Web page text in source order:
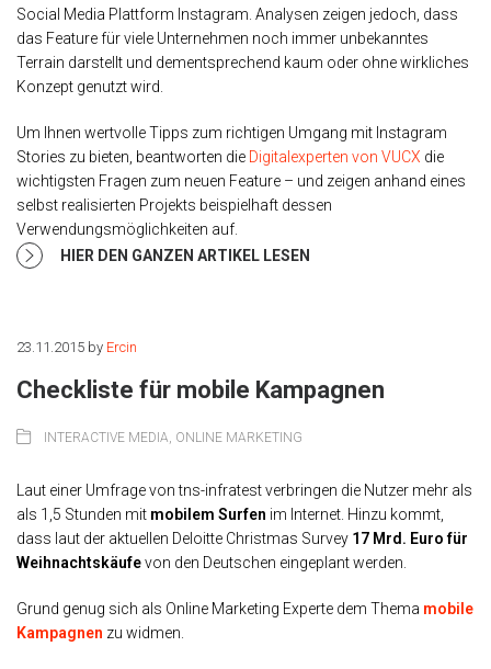
Social Media Plattform Instagram. Analysen zeigen jedoch, dass
das Feature für viele Unternehmen noch immer unbekanntes
Terrain darstellt und dementsprechend kaum oder ohne wirkliches
Konzept genutzt wird.
Um Ihnen wertvolle Tipps zum richtigen Umgang mit Instagram
Stories zu bieten, beantworten die Digitalexperten von VUCX die
wichtigsten Fragen zum neuen Feature – und zeigen anhand eines
selbst realisierten Projekts beispielhaft dessen
Verwendungsmöglichkeiten auf.
HIER DEN GANZEN ARTIKEL LESEN
23.11.2015 by Ercin
Checkliste für mobile Kampagnen
INTERACTIVE MEDIA, ONLINE MARKETING
Laut einer Umfrage von tns-infratest verbringen die Nutzer mehr als
als 1,5 Stunden mit mobilem Surfen im Internet. Hinzu kommt,
dass laut der aktuellen Deloitte Christmas Survey 17 Mrd. Euro für
Weihnachtskäufevon den Deutschen eingeplant werden.
Grund genug sich als Online Marketing Experte dem Thema mobile
Kampagnen zu widmen.